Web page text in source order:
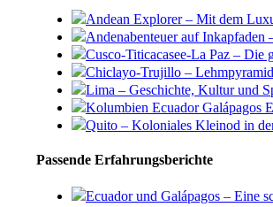
Andean Explorer – Mit dem
Andenabenteuer auf
Cusco-Titicacasee-La Paz – Die
Chiclayo-Trujillo –
Lima – Geschichte, Kultur und
Kolumbien Ecuador Galápagos
Quito – Koloniales Kleinod in
Passende Erfahrungsberichte
Ecuador und Galápagos – Eine